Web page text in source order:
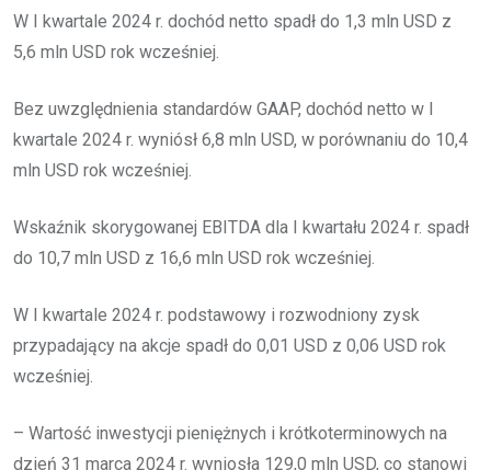
W I kwartale 2024 r. dochód netto spadł do 1,3 mln USD z
5,6 mln USD rok wcześniej.
Bez uwzględnienia standardów GAAP, dochód netto w I
kwartale 2024 r. wyniósł 6,8 mln USD, w porównaniu do 10,4
mln USD rok wcześniej.
Wskaźnik skorygowanej EBITDA dla I kwartału 2024 r. spadł
do 10,7 mln USD z 16,6 mln USD rok wcześniej.
W I kwartale 2024 r. podstawowy i rozwodniony zysk
przypadający na akcje spadł do 0,01 USD z 0,06 USD rok
wcześniej.
– Wartość inwestycji pieniężnych i krótkoterminowych na
dzień 31 marca 2024 r. wyniosła 129,0 mln USD, co stanowi